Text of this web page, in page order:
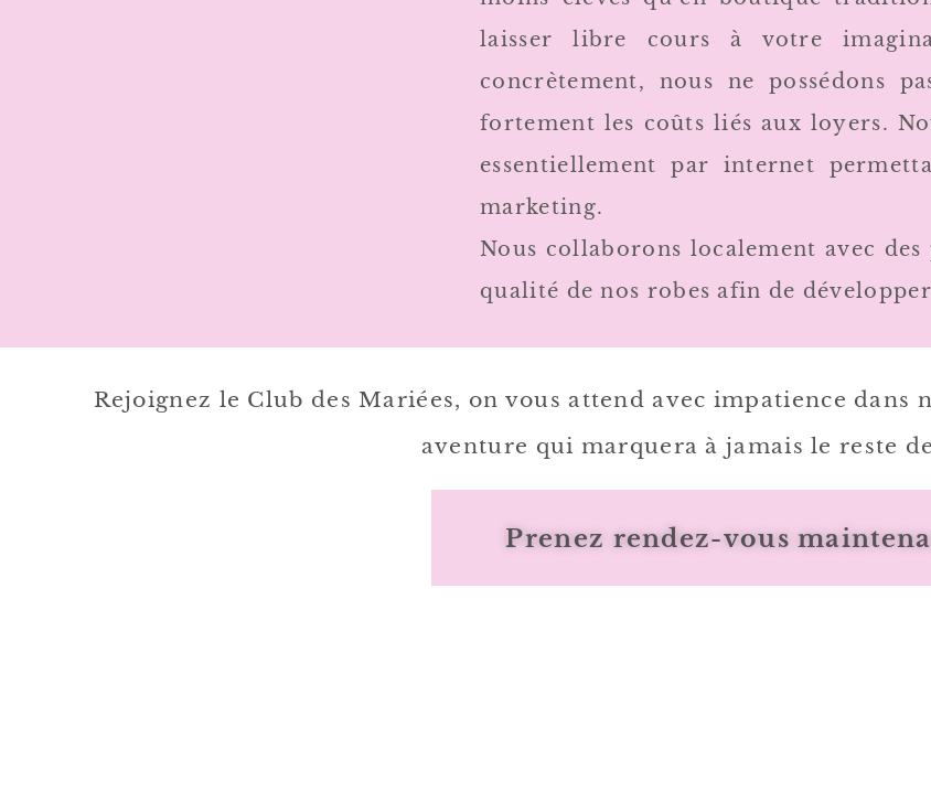
laisser libre cours à votre
concrètement, nous ne possédons
fortement les coûts liés aux loyers.
essentiellement par internet
marketing.
Nous collaborons localement avec
qualité de nos robes afin de
Rejoignez le Club des Mariées, on vous attend avec impatience
aventure qui marquera à jamais le reste
Prenez rendez-vous